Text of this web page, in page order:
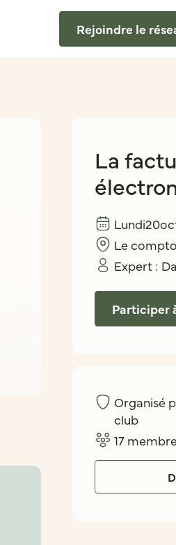
Rejoindre le
La
Lundi20
Le
Expert :
Participer
Organisé
club
17